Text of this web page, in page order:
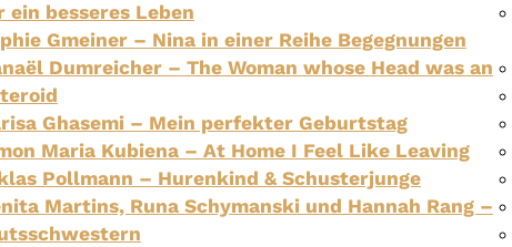
ein besseres Leben
Gmeiner – Nina in einer Reihe Begegnungen
Dumreicher – The Woman whose Head was an
Ghasemi – Mein perfekter Geburtstag
Maria Kubiena – At Home I Feel Like Leaving
Pollmann – Hurenkind & Schusterjunge
Martins, Runa Schymanski und Hannah Rang –